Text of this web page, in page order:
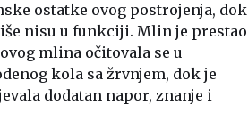
ostatke ovog postrojenja, dok
nisu u funkciji. Mlin je prestao
mlina očitovala se u
kola sa žrvnjem, dok je
dodatan napor, znanje i